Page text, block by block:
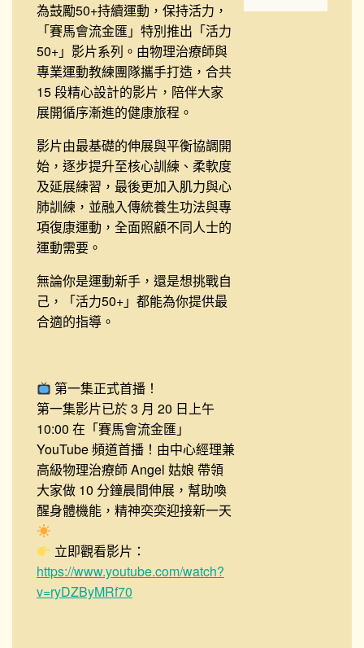
為鼓勵50+持續運動，保持活力，
「賽馬會流金匯」特別推出 「活力
50+」影片系列 。由物理治療師與
專業運動教練團隊攜手打造，合共
15 段精心設計的影片，陪伴大家
展開循序漸進的健康旅程。
影片由最基礎的伸展與平衡協調開
始，逐步提升至核心訓練、柔軟度
及延展練習，最後更加入肌力與心
肺訓練，並融入傳統養生功法與專
項復康運動，全面照顧不同人士的
運動需要。
無論你是運動新手，還是想挑戰自
己，
「活力50+」 都能為你提供最
合適的指導。
第一集正式首播！
第一集影片已於 3 月 20 日上午
10:00 在「賽馬會流金匯」
YouTube 頻道首播！由中心經理兼
高級物理治療師 Angel 姑娘 帶領
大家做 10 分鐘晨間伸展，幫助喚
醒身體機能，精神奕奕迎接新一天
立即觀看影片：
https://www.youtube.com/watch?
v=ryDZByMRf70